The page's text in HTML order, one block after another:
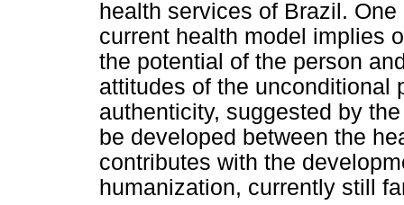
health services of Brazil.
current health model implies
the potential of the person
attitudes of the unconditional
authenticity, suggested by
be developed between the
contributes with the
humanization, currently still